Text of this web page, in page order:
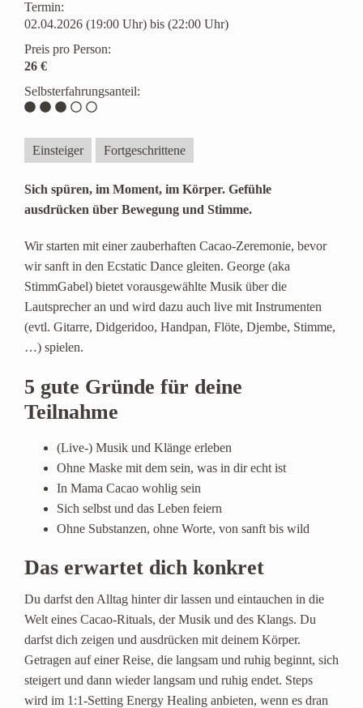
Termin:
02.04.2026 (19:00 Uhr) bis (22:00 Uhr)
Preis pro Person:
26 €
Selbsterfahrungsanteil:
Einsteiger Fortgeschrittene
Sich spüren, im Moment, im Körper. Gefühle
ausdrücken über Bewegung und Stimme.
Wir starten mit einer zauberhaften Cacao-Zeremonie, bevor
wir sanft in den Ecstatic Dance gleiten. George (aka
StimmGabel) bietet vorausgewählte Musik über die
Lautsprecher an und wird dazu auch live mit Instrumenten
(evtl. Gitarre, Didgeridoo, Handpan, Flöte, Djembe, Stimme,
…) spielen.
5 gute Gründe für deine
Teilnahme
(Live-) Musik und Klänge erleben
Ohne Maske mit dem sein, was in dir echt ist
In Mama Cacao wohlig sein
Sich selbst und das Leben feiern
Ohne Substanzen, ohne Worte, von sanft bis wild
Das erwartet dich konkret
Du darfst den Alltag hinter dir lassen und eintauchen in die
Welt eines Cacao-Rituals, der Musik und des Klangs. Du
darfst dich zeigen und ausdrücken mit deinem Körper.
Getragen auf einer Reise, die langsam und ruhig beginnt, sich
steigert und dann wieder langsam und ruhig endet. Steps
wird im 1:1-Setting Energy Healing anbieten, wenn es dran